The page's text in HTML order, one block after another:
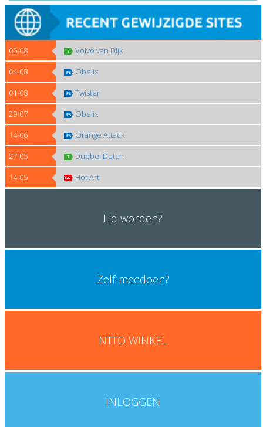
05-08
Volvo van Dijk
04-08
Obelix
01-08
Twister
29-07
Obelix
14-06
Orange Attack
27-05
Dubbel Dutch
14-05
Hot Art
Lid worden?
Zelf meedoen?
Klik hier
NTTO WINKEL
INLOGGEN